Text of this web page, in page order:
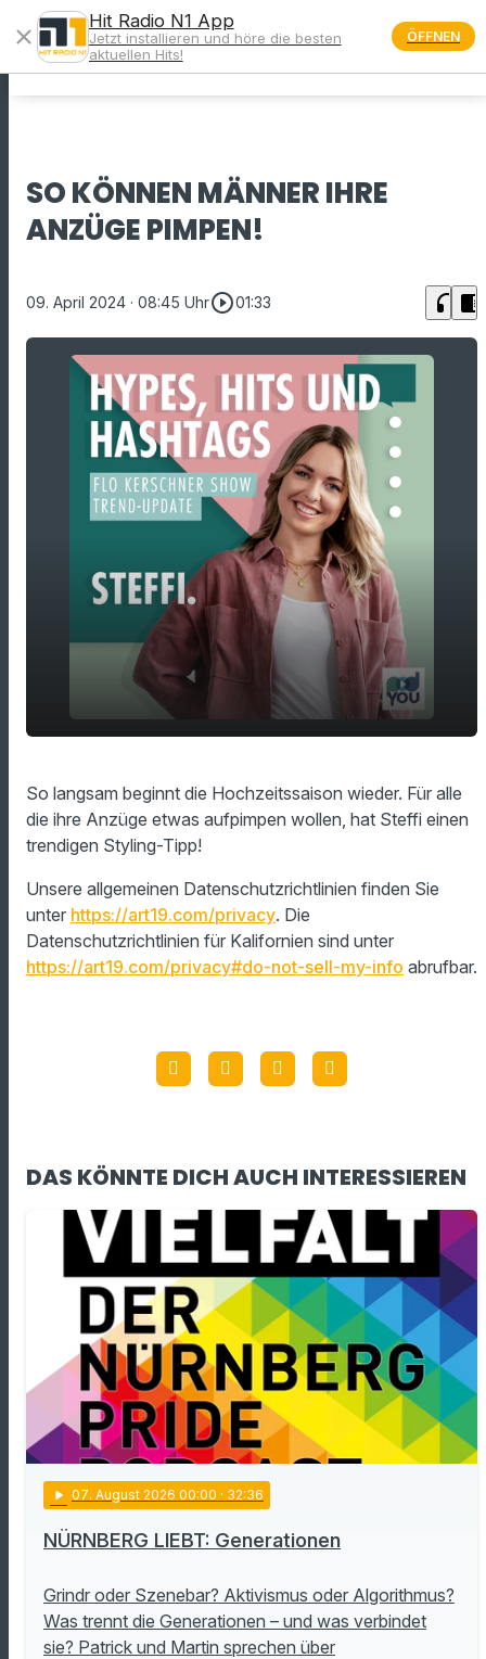
menu
SO KÖNNEN MÄNNER IHRE
ANZÜGE PIMPEN!
09. April 2024 · 08:45 Uhrplay_circle_outline01:33 headphones chrome_reader_mode
play_arrow
00:00 01:33
So langsam beginnt die Hochzeitssaison wieder. Für alle
die ihre Anzüge etwas aufpimpen wollen, hat Steffi einen
trendigen Styling-Tipp!
Unsere allgemeinen Datenschutzrichtlinien finden Sie
unter https://art19.com/privacy. Die
Datenschutzrichtlinien für Kalifornien sind unter
https://art19.com/privacy#do-not-sell-my-info abrufbar.
DAS KÖNNTE DICH AUCH INTERESSIEREN
play_arrow 07. August 2026 00:00 · 32:36
NÜRNBERG LIEBT: Generationen
Grindr oder Szenebar? Aktivismus oder Algorithmus?
Was trennt die Generationen – und was verbindet
sie? Patrick und Martin sprechen über
close
Hit Radio N1 App
Jetzt installieren und höre die besten
aktuellen Hits!
ÖFFNEN